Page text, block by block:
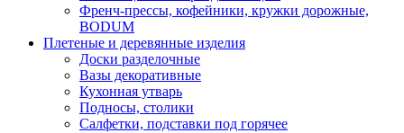
Френч-прессы, кофейники, кружки дорожные,
BODUM
Плетеные и деревянные изделия
Доски разделочные
Вазы декоративные
Кухонная утварь
Подносы, столики
Салфетки, подставки под горячее